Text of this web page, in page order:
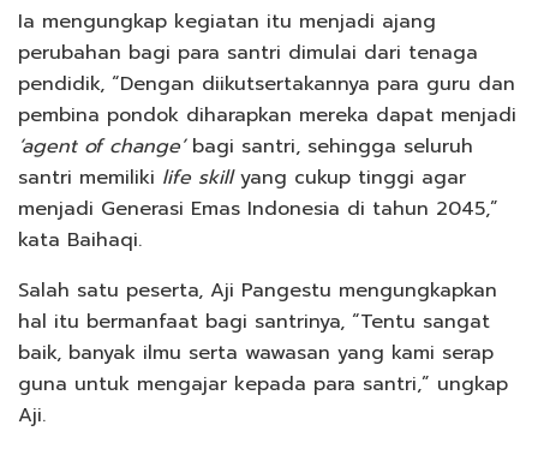
Ia mengungkap kegiatan itu menjadi ajang
perubahan bagi para santri dimulai dari tenaga
pendidik, “Dengan diikutsertakannya para guru dan
pembina pondok diharapkan mereka dapat menjadi
‘agent of change’bagi santri, sehingga seluruh
santri memiliki life skillyang cukup tinggi agar
menjadi Generasi Emas Indonesia di tahun 2045,”
kata Baihaqi.
Salah satu peserta, Aji Pangestu mengungkapkan
hal itu bermanfaat bagi santrinya, “Tentu sangat
baik, banyak ilmu serta wawasan yang kami serap
guna untuk mengajar kepada para santri,” ungkap
Aji.